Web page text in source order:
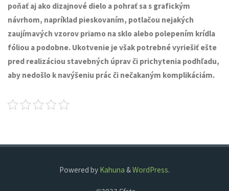
poňať aj ako dizajnové dielo a pohrať sa s grafickým
návrhom, napríklad pieskovaním, potlačou nejakých
zaujímavých vzorov priamo na sklo alebo polepením krídla
fóliou a podobne. Ukotvenie je však potrebné vyriešiť ešte
pred realizáciou stavebných úprav či prichytenia podhľadu,
aby nedošlo k navýšeniu prác či nečakaným komplikáciám.
Powered by Kahuna &WordPress.